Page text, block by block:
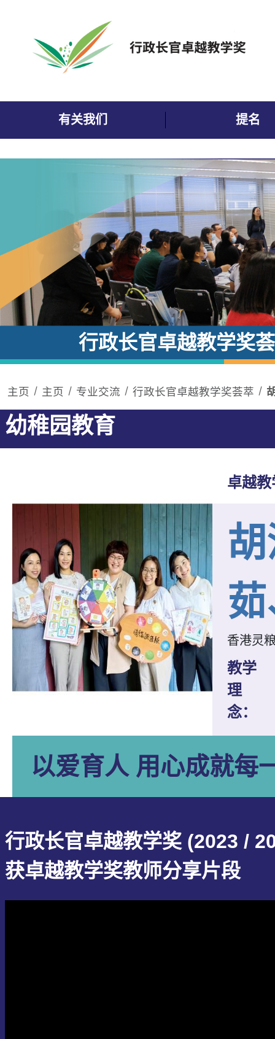
有关我们 提名
行政长官卓越教学奖
主页 主页 专业交流 行政长官卓越教学奖荟萃
幼稚园教育
卓越教
香港灵
教学
理
念：
以爱育人 用心成就每
行政长官卓越教学奖 (2023 /
获卓越教学奖教师分享片段